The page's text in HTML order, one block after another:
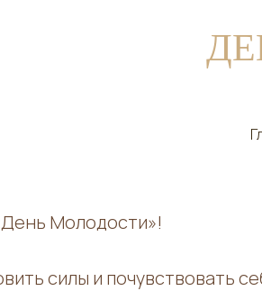
Молодости»!
силы и почувствовать